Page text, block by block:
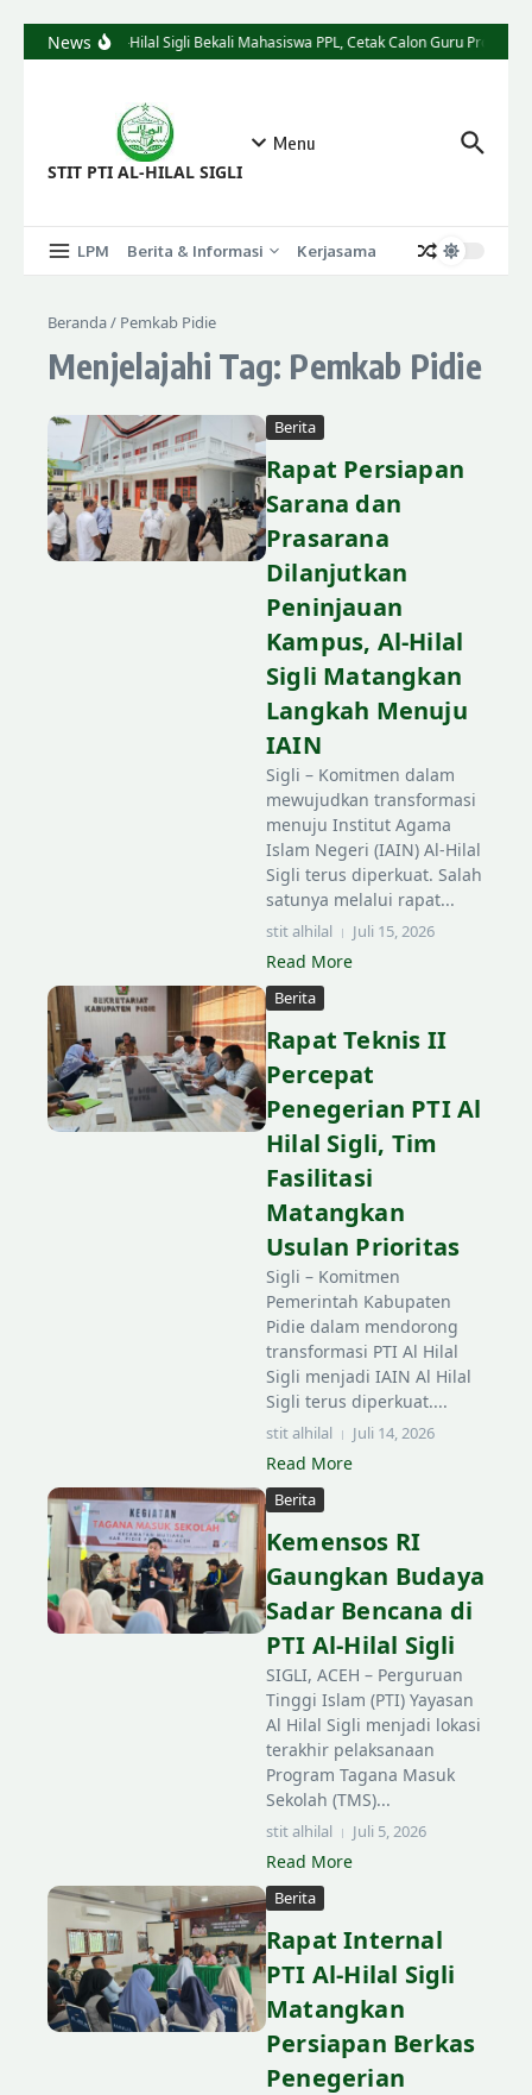
Lewati ke konten
NewsSTIT Al-Hilal Sigli Bekali Mahasiswa PPL, Cetak Calon Guru
STIT PTI AL-HILAL SIGLI
Menu
LPM Berita & Informasi Kerjasama
Beranda/ Pemkab Pidie
Menjelajahi Tag: Pemkab Pidie
Berita
Rapat Persiapan
Sarana dan
Prasarana
Dilanjutkan
Peninjauan
Kampus, Al-Hilal
Sigli Matangkan
Langkah Menuju
IAIN
Sigli – Komitmen dalam
mewujudkan transformasi
menuju Institut Agama
Islam Negeri (IAIN) Al-Hilal
Sigli terus diperkuat. Salah
satunya melalui rapat...
stit alhilal Juli 15, 2026
Read More
Berita
Rapat Teknis II
Percepat
Penegerian PTI Al
Hilal Sigli, Tim
Fasilitasi
Matangkan
Usulan Prioritas
Sigli – Komitmen
Pemerintah Kabupaten
Pidie dalam mendorong
transformasi PTI Al Hilal
Sigli menjadi IAIN Al Hilal
Sigli terus diperkuat....
stit alhilal Juli 14, 2026
Read More
Berita
Kemensos RI
Gaungkan Budaya
Sadar Bencana di
PTI Al-Hilal Sigli
SIGLI, ACEH – Perguruan
Tinggi Islam (PTI) Yayasan
Al Hilal Sigli menjadi lokasi
terakhir pelaksanaan
Program Tagana Masuk
Sekolah (TMS)...
stit alhilal Juli 5, 2026
Read More
Berita
Rapat Internal
PTI Al-Hilal Sigli
Matangkan
Persiapan Berkas
Penegerian